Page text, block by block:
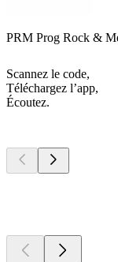
PRM Prog Rock &
Scannez le code,
Téléchargez l’app,
Écoutez.